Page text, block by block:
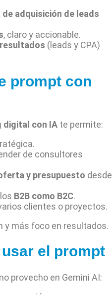
adquisición de leads
, claro y accionable.
(leads y CPA)
prompt con
digital con IA te permite:
de consultores
y presupuesto desde
B2B como B2C.
clientes o proyectos.
y más foco en resultados.
el prompt
provecho en Gemini AI: